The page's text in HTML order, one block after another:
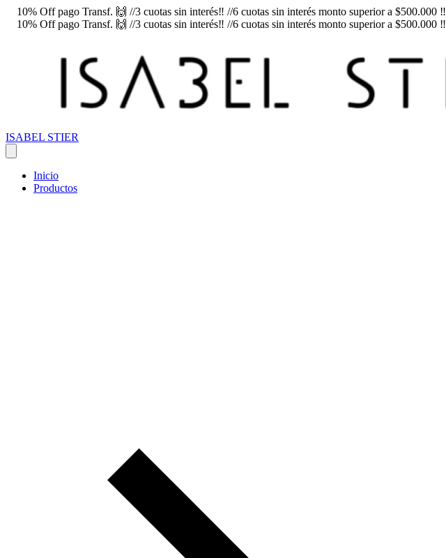
10% Off pago Transf. 🙌 //3 cuotas sin interés‼️ //6 cuotas sin interés monto superior a $500.000 ‼️
10% Off pago Transf. 🙌 //3 cuotas sin interés‼️ //6 cuotas sin interés monto superior a $500.000 ‼️
ISABEL STIER
Inicio
Productos